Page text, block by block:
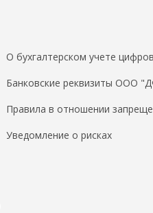
О бухгалтерском учете
Банковские реквизиты ООО
Правила в отношении
Уведомление о рисках